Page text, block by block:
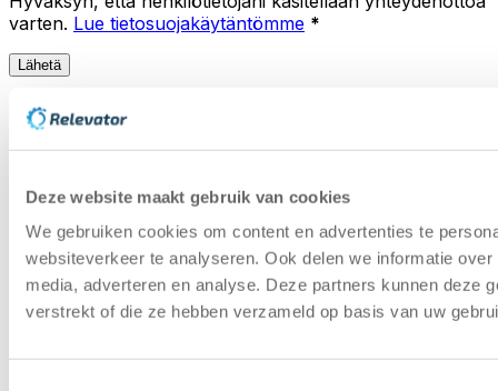
Deze website maakt gebruik van cookies
We gebruiken cookies om content en advertenties te
websiteverkeer te analyseren. Ook delen we informatie
media, adverteren en analyse. Deze partners kunnen deze
verstrekt of die ze hebben verzameld op basis van uw
varten. Lue tietosuojakäytäntömme *
Lähetä
varastoautomaatiojärjestelmien oppaat
YmpäristöpolitiikkaNäin edistämme kiertotalouden
LähteetAsiakastapaus käytettyjen
Capacity CalculatorLaskekaa, kuinka paljon tilaa
voitte säästää hissin varastoautomaatin avulla
Copyright © 2025 | Relevator Sverige AB | Kaikki
Ura|Arvioi varastoautomaatio|Etusija koneissa